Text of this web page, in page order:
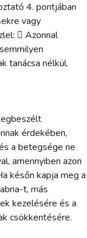
4. pontjában
vagy
 Azonnal
tanácsa nélkül.
érdekében,
a betegsége ne
amennyiben azon
későn kapja meg a
t, más
kezelésére és a
csökkentésére.